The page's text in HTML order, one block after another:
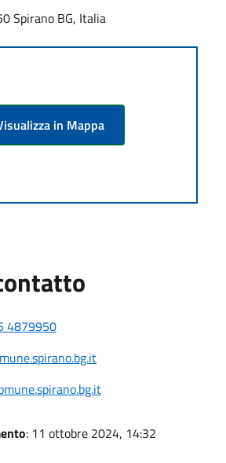
Spirano BG, Italia
in Mappa
4879950
: 11 ottobre 2024, 14:32